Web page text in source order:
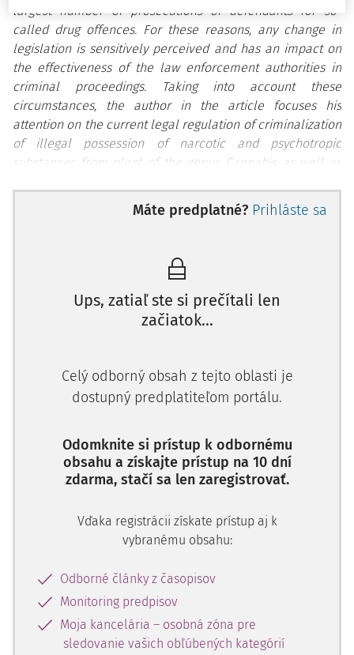
largest number of prosecutions of defendants for so-
called drug offences. For these reasons, any change in
legislation is sensitively perceived and has an impact on
the effectiveness of the law enforcement authorities in
criminal proceedings. Taking into account these
circumstances, the author in the article focuses his
attention on the current legal regulation of criminalization
of illegal possession of narcotic and psychotropic
substances from plant of the genus Cannabis as well as
ČENTÉŠ, J.: Trestnosť neoprávneného prechovávania
omamné látky, psychotropné látky, konopa,
konzument, trestný čin, trest, trestné konanie, orgány
cannabis, consumer, offence, punishment, criminal
proceedings, law enforcement authorities.
omamných látkach, psychotropných látkach a prípravkoch
v znení neskorších prepisov; zákon č. 300/2005 Z. z. Trestný
zákon v znení neskorších predpisov
Neoprávnené nakladanie s omamnými látkami alebo
psychotropnými látkami (ďalej len "OPL")
spoločenského a sociálneho života ľudskej spoločnosti. Vo
vzťahu k osobám, ktoré neoprávnene nakladajú s OPL, je
Máte predplatné? Prihláste sa
Ups, zatiaľ ste si prečítali len
začiatok...
Celý odborný obsah z tejto oblasti je
dostupný predplatiteľom portálu.
Odomknite si prístup k odbornému
obsahu a získajte prístup na 10 dní
zdarma, stačí sa len zaregistrovať.
Vďaka registrácii získate prístup aj k
vybranému obsahu:
Odborné články z časopisov
Monitoring predpisov
Moja kancelária – osobná zóna pre
sledovanie vašich obľúbených kategórií